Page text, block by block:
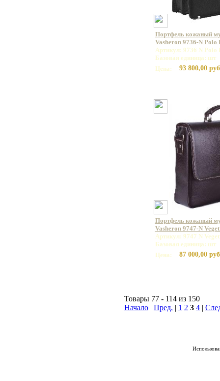
Портфель кожаный
Vasheron 9736-N
Артикул: 9736 N Polo
Базовая единица: шт
Цена:
93 800,00
Портфель кожаный
Vasheron 9747-N
Артикул: 9747 N
Базовая единица: шт
Цена:
87 000,00
Товары 77 - 114 из 150
Начало
Пред. 1 2 3 4